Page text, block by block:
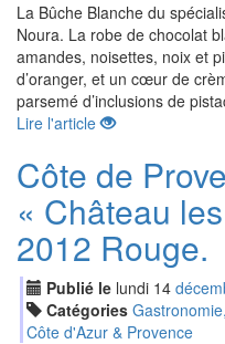
La Bûche Blanche du
Noura. La robe de chocolat
amandes, noisettes, noix et
d’oranger, et un cœur de
parsemé d’inclusions de
Lire l'article
Côte de
« Château
2012 Rouge.
Publié le lundi 14 déc
Catégories
Côte d'Azur & Provence